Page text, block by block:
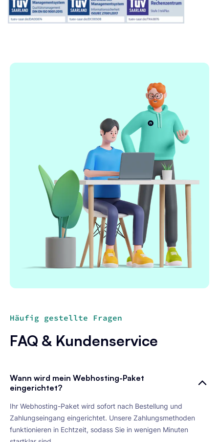
Häufig gestellte Fragen
FAQ & Kundenservice
Wann wird mein Webhosting-Paket
eingerichtet?
Ihr Webhosting-Paket wird sofort nach Bestellung und
Zahlungseingang eingerichtet. Unsere Zahlungsmethoden
funktionieren in Echtzeit, sodass Sie in wenigen Minuten